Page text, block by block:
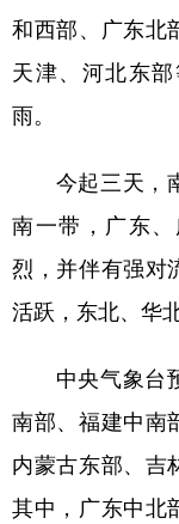
地方频道
浙江
山东
广东
陕西
新疆
和西部、广东北
天津、河北东
雨。
今起三天，南
南一带，广东
烈，并伴有强对
活跃，东北、华
中央气象台预
南部、福建中南
内蒙古东部、吉
其中，广东中北